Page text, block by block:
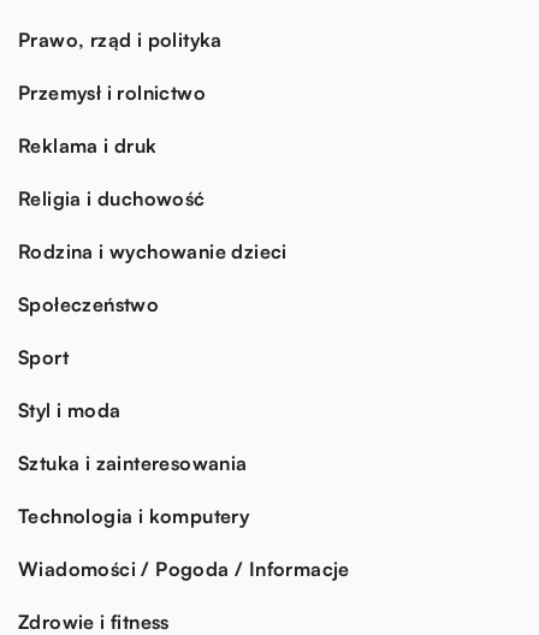
Prawo, rząd i polityka
Przemysł i rolnictwo
Reklama i druk
Religia i duchowość
Rodzina i wychowanie dzieci
Społeczeństwo
Sport
Styl i moda
Sztuka i zainteresowania
Technologia i komputery
Wiadomości / Pogoda / Informacje
Zdrowie i fitness